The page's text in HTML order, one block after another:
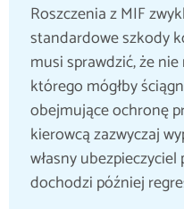
Roszczenia z MIF
standardowe szkody
musi sprawdzić, że
którego mógłby
obejmujące ochronę
kierowcą zazwyczaj
własny
dochodzi później